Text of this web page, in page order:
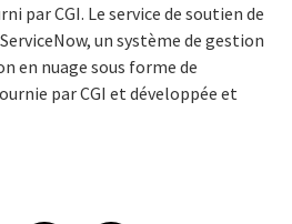
par CGI. Le service de soutien de
un système de gestion
en nuage sous forme de
par CGI et développée et